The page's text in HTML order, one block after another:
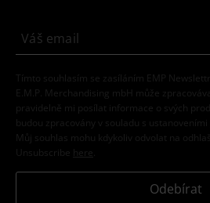
Tímto souhlasím se zasíláním EMP
E.M.P. Merchandising mbH může
pravidelně mi posílat informace o svých
budou zpracovány v souladu s ustanoveními
Můj souhlas mohu kdykoliv odvolat na
Unsubscribe here
Odebírat